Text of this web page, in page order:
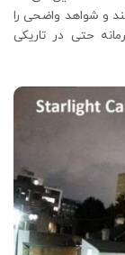
و شواهد واضحی را
حتی در تاریکی